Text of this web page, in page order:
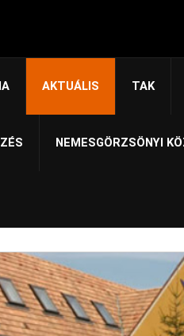
AKTUÁLIS TAK
NEMESGÖRZSÖNYI